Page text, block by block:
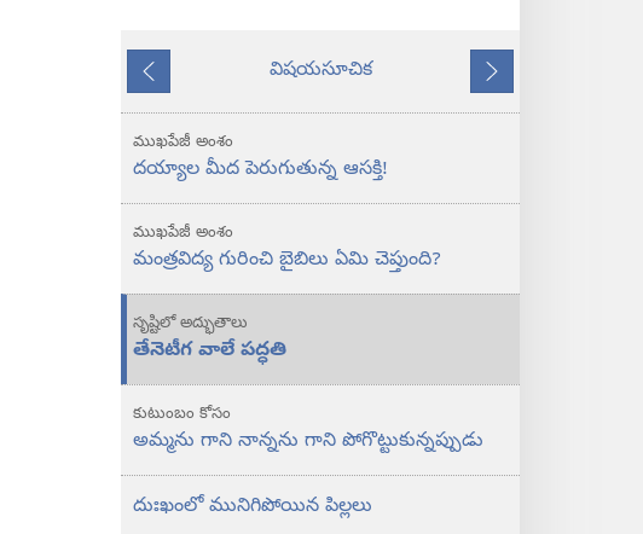
దయ్యాల
ఉన్నారు?
ముందటి
విషయసూచిక
తరవాతి
ముఖపేజీ అంశం
దయ్యాల మీద పెరుగుతున్న ఆసక్తి!
ముఖపేజీ అంశం
మంత్రవిద్య గురించి బైబిలు ఏమి చెప్తుంది?
సృష్టిలో అద్భుతాలు
తేనెటీగ వాలే పద్ధతి
కుటుంబం కోసం
అమ్మను గాని నాన్నను గాని పోగొట్టుకున్నప్పుడు
దుఃఖంలో మునిగిపోయిన పిల్లలు